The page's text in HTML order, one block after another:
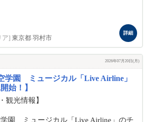
ア] 東京都 羽村市
詳細
2026年07月20日(月)
学園 ミュージカル「Live Airline」
始！】
観光情報】
学園 ミュージカル「Live Airline」のチ